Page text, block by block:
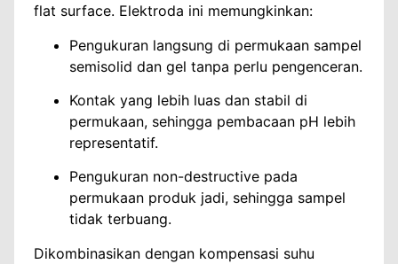
flat surface. Elektroda ini memungkinkan:
Pengukuran langsung di permukaan sampel
semisolid dan gel tanpa perlu pengenceran.
Kontak yang lebih luas dan stabil di
permukaan, sehingga pembacaan pH lebih
representatif.
Pengukuran non-destructive pada
permukaan produk jadi, sehingga sampel
tidak terbuang.
Dikombinasikan dengan kompensasi suhu